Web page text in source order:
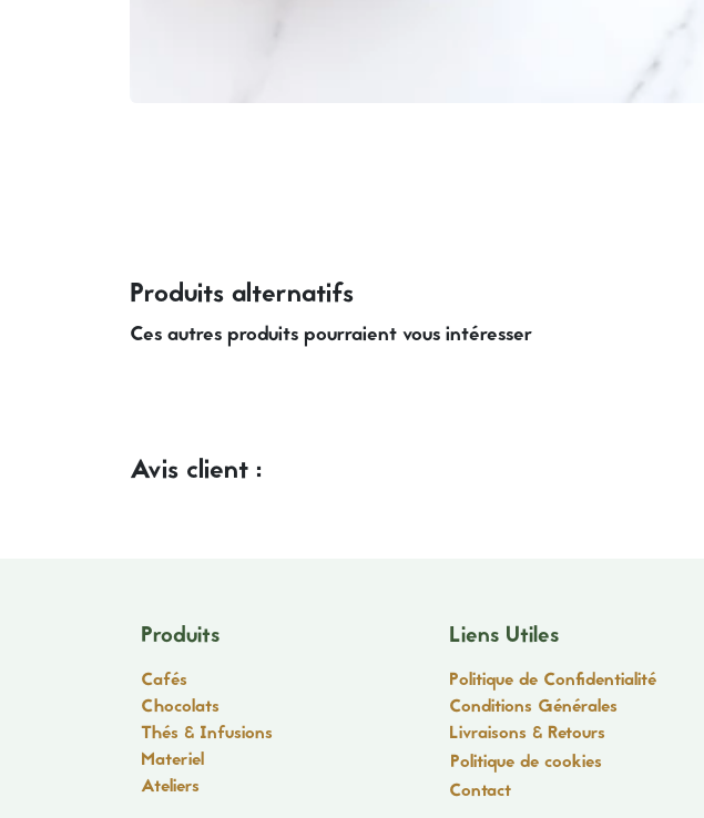
Produits alternatifs
Ces autres produits pourraient vous intéresser
Avis client :
Produits
Cafés
Chocolats
Thés & Infusions
Materiel
Ateliers
Liens Utiles
Politique de Confidentialité
Conditions Générales
Livraisons & Retours
Politique de cookies
Contact